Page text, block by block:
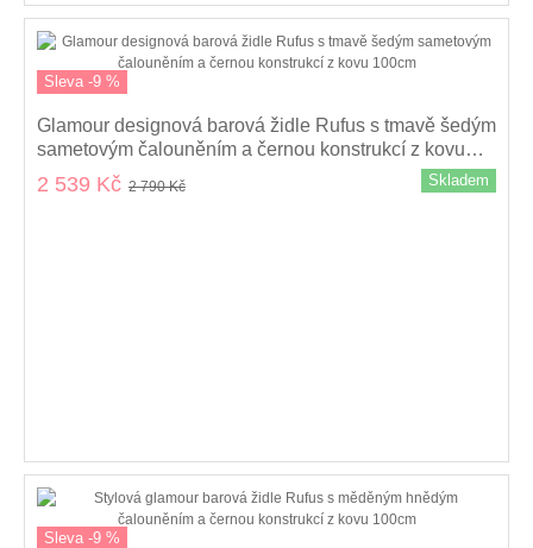
Sleva -9 %
Glamour designová barová židle Rufus s tmavě šedým
sametovým čalouněním a černou konstrukcí z kovu
100cm
2 539 Kč 2 790 Kč Skladem
Sleva -9 %